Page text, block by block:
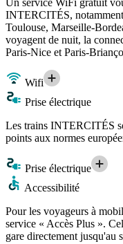
Un service WiFi gratuit
INTERCITÉS,
Toulouse, Marseille-
voyagent de nuit, la
Paris-Nice et Paris-
Wifi
Prise électrique
Les trains INTERCITÉS
points aux normes
Prise électrique
Accessibilité
Pour les voyageurs à
service « Accès Plus ».
gare directement jusqu'au